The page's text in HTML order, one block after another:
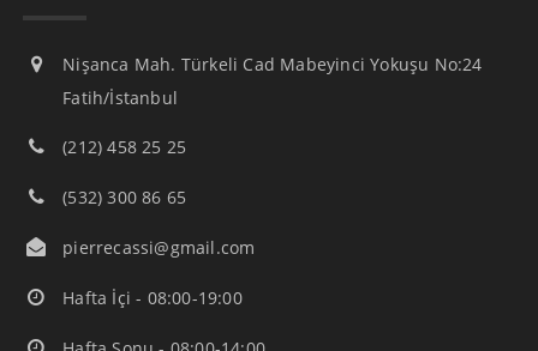
Nişanca Mah. Türkeli Cad Mabeyinci Yokuşu No:24
Fatih/İstanbul
(212) 458 25 25
(532) 300 86 65
pierrecassi@gmail.com
Hafta İçi - 08:00-19:00